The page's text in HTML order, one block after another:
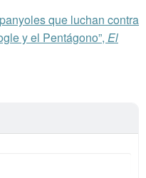
que luchan contra
y el Pentágono”, El